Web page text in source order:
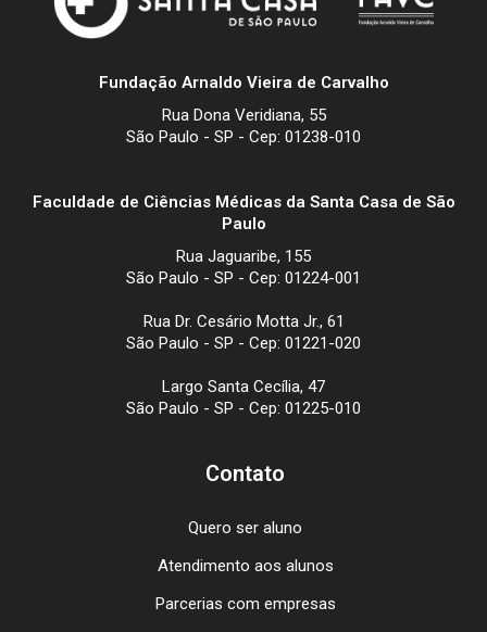
Fundação Arnaldo Vieira de Carvalho
Rua Dona Veridiana, 55
São Paulo - SP - Cep: 01238-010
Faculdade de Ciências Médicas da Santa Casa de São
Paulo
Rua Jaguaribe, 155
São Paulo - SP - Cep: 01224-001
Rua Dr. Cesário Motta Jr., 61
São Paulo - SP - Cep: 01221-020
Largo Santa Cecília, 47
São Paulo - SP - Cep: 01225-010
Contato
Quero ser aluno
Atendimento aos alunos
Parcerias com empresas